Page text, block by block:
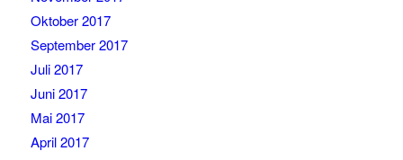
Oktober 2017
September 2017
Juli 2017
Juni 2017
Mai 2017
April 2017